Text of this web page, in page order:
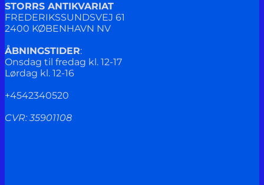
STORRS ANTIKVARIAT
FREDERIKSSUNDSVEJ 61
2400 KØBENHAVN NV
ÅBNINGSTIDER:
Onsdag til fredag kl. 12-17
Lørdag kl. 12-16
+4542340520
CVR: 35901108